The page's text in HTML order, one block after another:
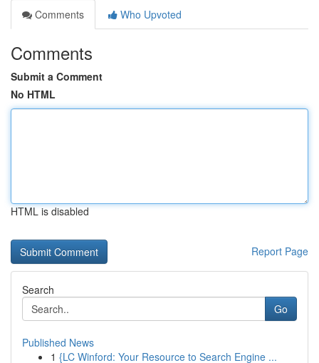
Comments
Who Upvoted
Comments
Submit a Comment
No HTML
HTML is disabled
Report Page
Search
Go
Published News
1 {LC Winford: Your Resource to Search Engine ...